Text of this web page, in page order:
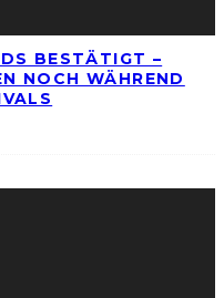
BESTÄTIGT –
NOCH WÄHREND